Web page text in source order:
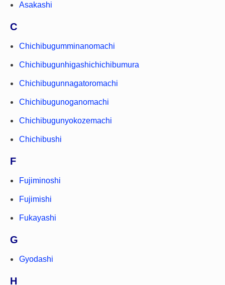
Asakashi
C
Chichibugumminanomachi
Chichibugunhigashichichibumura
Chichibugunnagatoromachi
Chichibugunoganomachi
Chichibugunyokozemachi
Chichibushi
F
Fujiminoshi
Fujimishi
Fukayashi
G
Gyodashi
H